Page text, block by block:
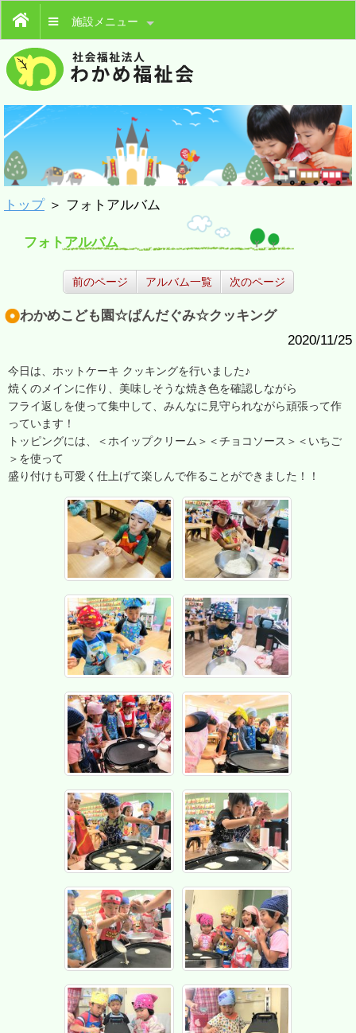
施設メニュー
トップ＞ フォトアルバム
フォトアルバム
前のページ アルバム一覧 次のページ
わかめこども園☆ぱんだぐみ☆クッキング
2020/11/25
今日は、ホットケーキ クッキングを行いました♪
焼くのメインに作り、美味しそうな焼き色を確認しながら
フライ返しを使って集中して、みんなに見守られながら頑張って作
っています！
トッピングには、＜ホイップクリーム＞＜チョコソース＞＜いちご
＞を使って
盛り付けも可愛く仕上げて楽しんで作ることができました！！